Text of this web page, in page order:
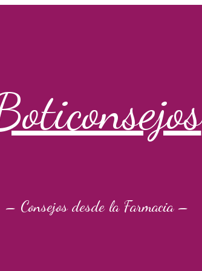
– Consejos desde la Farmacia –